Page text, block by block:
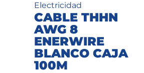
Electricidad
CABLE THHN
AWG 8
ENERWIRE
BLANCO CAJA
100M